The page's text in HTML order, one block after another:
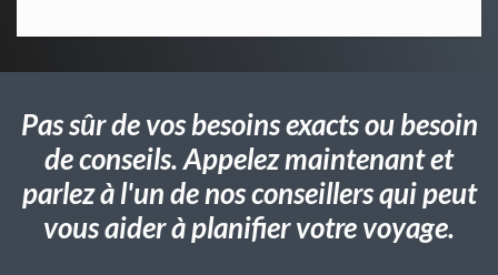
Pas sûr de vos besoins exacts ou besoin
de conseils. Appelez maintenant et
parlez à l'un de nos conseillers qui peut
vous aider à planifier votre voyage.